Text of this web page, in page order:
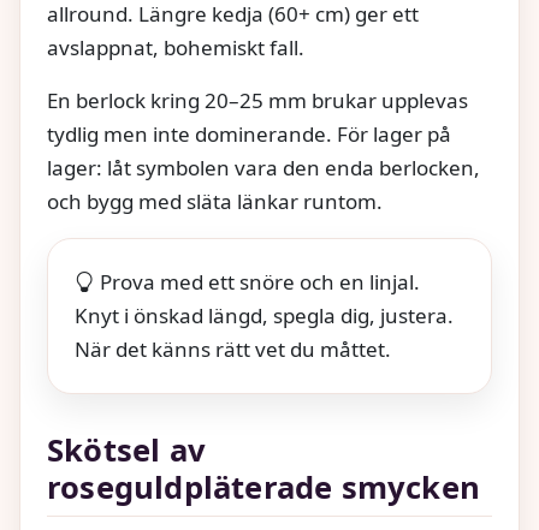
allround. Längre kedja (60+ cm) ger ett
avslappnat, bohemiskt fall.
En berlock kring 20–25 mm brukar upplevas
tydlig men inte dominerande. För lager på
lager: låt symbolen vara den enda berlocken,
och bygg med släta länkar runtom.
Prova med ett snöre och en linjal.
Knyt i önskad längd, spegla dig, justera.
När det känns rätt vet du måttet.
Skötsel av
roseguldpläterade smycken